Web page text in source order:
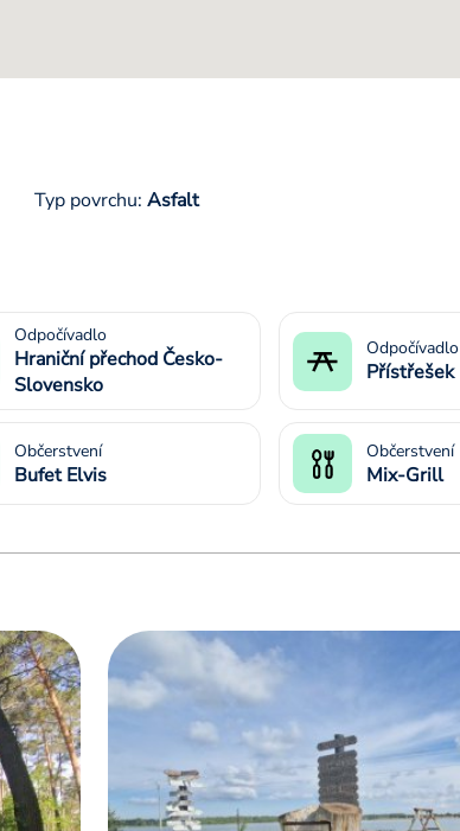
Typ povrchu: Asfalt
Odpočívadlo
Hraniční přechod Česko-
Slovensko
Odpočívadlo
Přístřešek
Občerstvení
Bufet Elvis
Občerstvení
Mix-Grill